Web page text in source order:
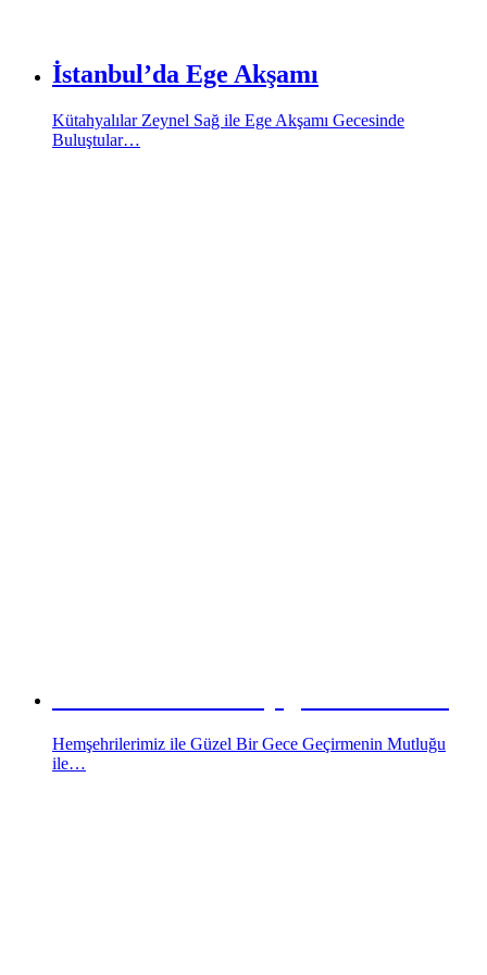
İstanbul’da Ege Akşamı
Kütahyalılar Zeynel Sağ ile Ege Akşamı Gecesinde
Buluştular…
Hemşehrilerimiz ile Güzel Bir Gece Geçirmenin Mutluğu
ile…